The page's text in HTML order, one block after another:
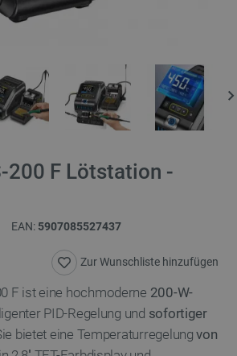
200 F Lötstation -
EAN: 5907085527437
Zur Wunschliste hinzufügen
F ist eine hochmoderne 200-W-
PID-Regelung und sofortiger
bietet eine Temperaturregelungvon